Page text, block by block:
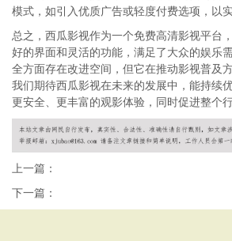
模式，如引入优质广告或轻度付费选项，以实
总之，西瓜影视作为一个免费高清影视平台
好的界面和灵活的功能，满足了大众的娱乐
全方面存在改进空间，但它在推动影视普及
我们期待西瓜影视在未来的发展中，能持续
更安全、更丰富的观影体验，同时促进整个
上一篇：
下一篇：